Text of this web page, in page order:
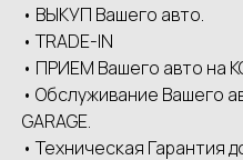
• ВЫКУП Вашего авто.
• ТRАDЕ-IN
• ПРИЕМ Вашего авто
• Обслуживание Вашего
GАRАGЕ.
• Техническая Гарантия